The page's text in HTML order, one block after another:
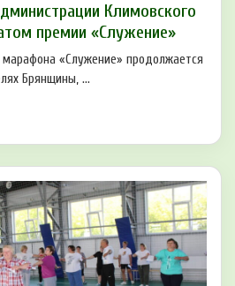
Климовского
премии «Служение»
марафона «Служение» продолжается
Брянщины, ...